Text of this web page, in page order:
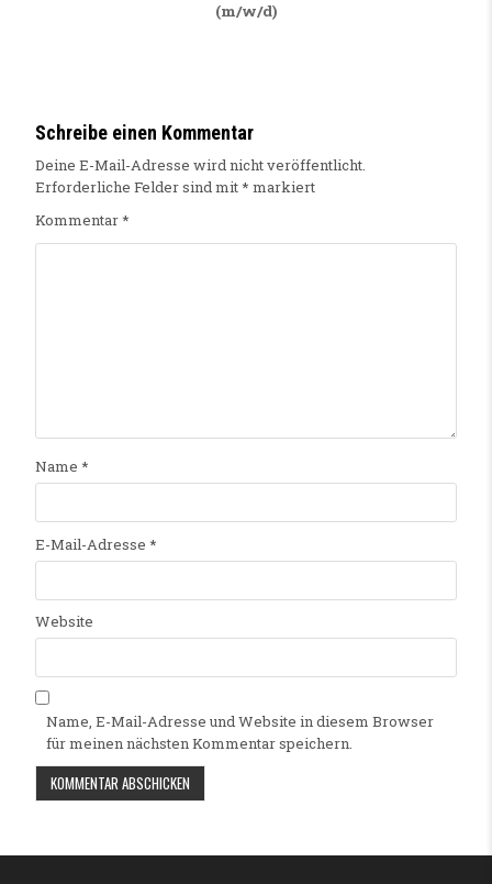
(m/w/d)
Schreibe einen Kommentar
Deine E-Mail-Adresse wird nicht veröffentlicht.
Erforderliche Felder sind mit* markiert
Kommentar*
Name *
E-Mail-Adresse *
Website
Name, E-Mail-Adresse und Website in diesem Browser
für meinen nächsten Kommentar speichern.